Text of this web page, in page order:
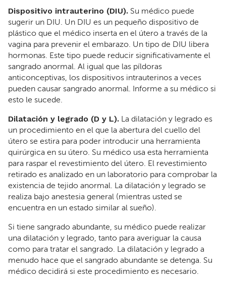
Dispositivo intrauterino (DIU). Su médico puede
sugerir un DIU. Un DIU es un pequeño dispositivo de
plástico que el médico inserta en el útero a través de la
vagina para prevenir el embarazo. Un tipo de DIU libera
hormonas. Este tipo puede reducir significativamente el
sangrado anormal. Al igual que las píldoras
anticonceptivas, los dispositivos intrauterinos a veces
pueden causar sangrado anormal. Informe a su médico si
esto le sucede.
Dilatación y legrado (D y L). La dilatación y legrado es
un procedimiento en el que la abertura del cuello del
útero se estira para poder introducir una herramienta
quirúrgica en su útero. Su médico usa esta herramienta
para raspar el revestimiento del útero. El revestimiento
retirado es analizado en un laboratorio para comprobar la
existencia de tejido anormal. La dilatación y legrado se
realiza bajo anestesia general (mientras usted se
encuentra en un estado similar al sueño).
Si tiene sangrado abundante, su médico puede realizar
una dilatación y legrado, tanto para averiguar la causa
como para tratar el sangrado. La dilatación y legrado a
menudo hace que el sangrado abundante se detenga. Su
médico decidirá si este procedimiento es necesario.